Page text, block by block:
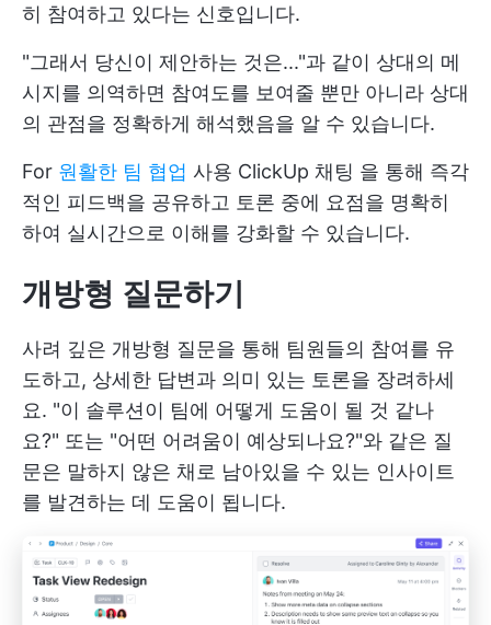
히 참여하고 있다는 신호입니다.
"그래서 당신이 제안하는 것은..."과 같이 상대의 메
시지를 의역하면 참여도를 보여줄 뿐만 아니라 상대
의 관점을 정확하게 해석했음을 알 수 있습니다.
For 원활한 팀 협업 사용 ClickUp 채팅 을 통해 즉각
적인 피드백을 공유하고 토론 중에 요점을 명확히
하여 실시간으로 이해를 강화할 수 있습니다.
개방형 질문하기
사려 깊은 개방형 질문을 통해 팀원들의 참여를 유
도하고, 상세한 답변과 의미 있는 토론을 장려하세
요. "이 솔루션이 팀에 어떻게 도움이 될 것 같나
요?" 또는 "어떤 어려움이 예상되나요?"와 같은 질
문은 말하지 않은 채로 남아있을 수 있는 인사이트
를 발견하는 데 도움이 됩니다.